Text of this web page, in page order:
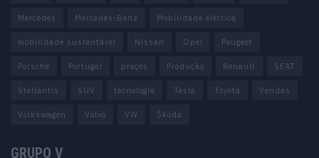
Mercedes Mercedes-Benz Mobilidade elétrica
mobilidade sustentável Nissan Opel Peugeot
Porsche Portugal preços Produção Renault SEAT
Stellantis SUV tecnologia Tesla Toyota Vendas
Volkswagen Volvo VW Škoda
GRUPO V